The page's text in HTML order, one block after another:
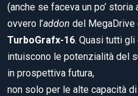
(anche se faceva un po’ storia
ovvero l’addon del MegaDrive
TurboGrafx-16. Quasi tutti
intuiscono le potenzialità del
in prospettiva futura,
non solo per le alte capacità